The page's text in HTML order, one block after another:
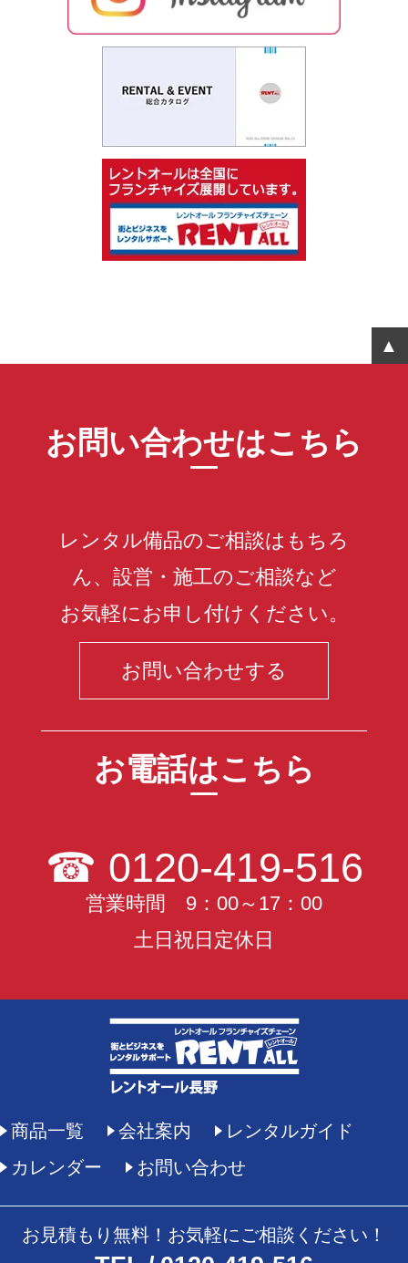
お問い合わせはこちら
レンタル備品のご相談はもちろ
ん、設営・施工のご相談など
お気軽にお申し付けください。
お問い合わせする
お電話はこちら
☎ 0120-419-516
営業時間 9：00～17：00
土日祝日定休日
商品一覧 会社案内
レンタルガイド
カレンダー
お問い合わせ
お見積もり無料！お気軽にご相談ください！